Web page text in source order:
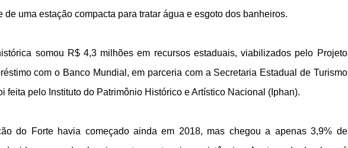
uma estação compacta para tratar água e esgoto dos banheiros.
somou R$ 4,3 milhões em recursos estaduais, viabilizados pelo Projeto
com o Banco Mundial, em parceria com a Secretaria Estadual de Turismo
feita pelo Instituto do Patrimônio Histórico e Artístico Nacional (Iphan).
do Forte havia começado ainda em 2018, mas chegou a apenas 3,9% de